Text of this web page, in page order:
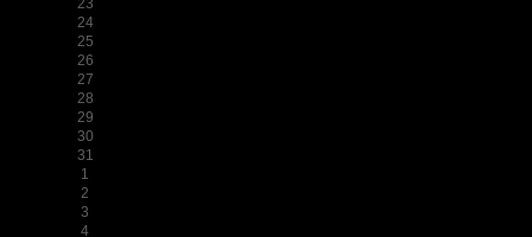
23
24
25
26
27
28
29
30
31
1
2
3
4